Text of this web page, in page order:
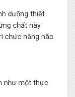
dưỡng thiết
chất này
chức năng não
như một thực